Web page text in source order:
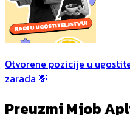
Otvorene pozicije u
zarada 💸
Preuzmi Mjob